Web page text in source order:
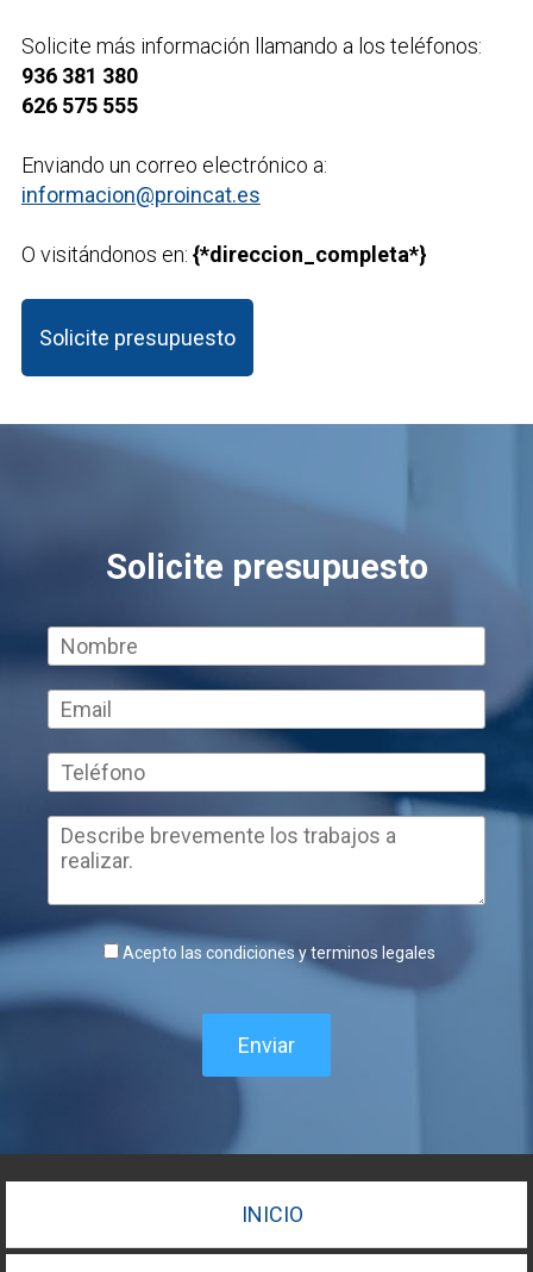
Solicite más información llamando a los teléfonos:
936 381 380
626 575 555
Enviando un correo electrónico a:
informacion@proincat.es
O visitándonos en: {*direccion_completa*}
Solicite presupuesto
Solicite presupuesto
Acepto las condiciones y terminos legales
Enviar
INICIO